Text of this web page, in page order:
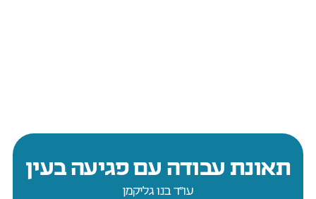
תאונת עבודה עם פגיעה בעין
עו״ד בנו גליקמן